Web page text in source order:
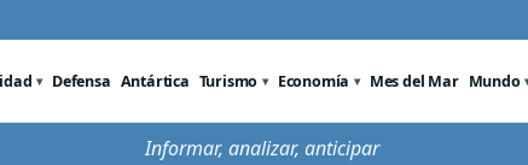
Defensa Antártica Turismo Economía Mes del Mar Mundo
Informar, analizar, anticipar